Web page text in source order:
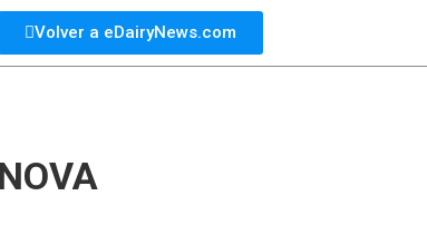
Volver a eDairyNews.com